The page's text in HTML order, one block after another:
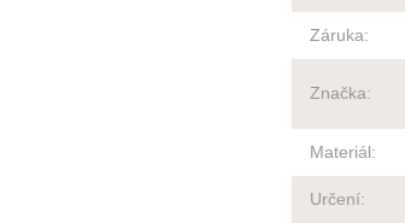
Záruka:
Značka:
Materiál:
Určení: